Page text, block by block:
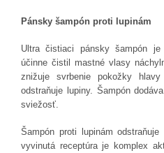
Pánsky šampón proti lupinám
Ultra čistiaci pánsky šampón
účinne čistil mastné vlasy
znižuje svrbenie pokožky
odstraňuje lupiny. Šampón
sviežosť.
Šampón proti lupinám
vyvinutá receptúra je komplex